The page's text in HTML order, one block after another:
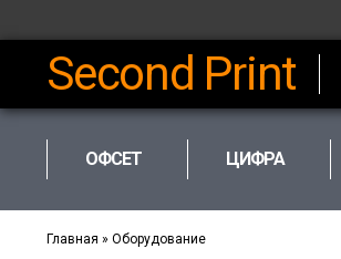
Second Print
ОФСЕТ ЦИФРА
Главная » Оборудование